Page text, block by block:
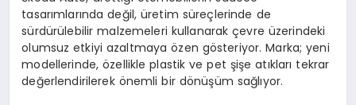
tasarımlarında değil, üretim süreçlerinde de
sürdürülebilir malzemeleri kullanarak çevre üzerindeki
olumsuz etkiyi azaltmaya özen gösteriyor. Marka; yeni
modellerinde, özellikle plastik ve pet şişe atıkları tekrar
değerlendirilerek önemli bir dönüşüm sağlıyor.